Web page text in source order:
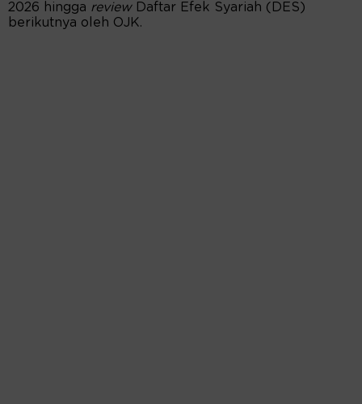
2026 hingga reviewDaftar Efek Syariah (DES)
berikutnya oleh OJK.